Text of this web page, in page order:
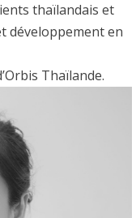
thaïlandais et
développement en
Thaïlande.